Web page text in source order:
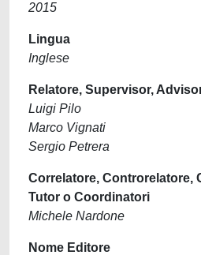
2015
Lingua
Inglese
Relatore, Supervisor,
Luigi Pilo
Marco Vignati
Sergio Petrera
Correlatore, Controrelatore,
Tutor o Coordinatori
Michele Nardone
Nome Editore